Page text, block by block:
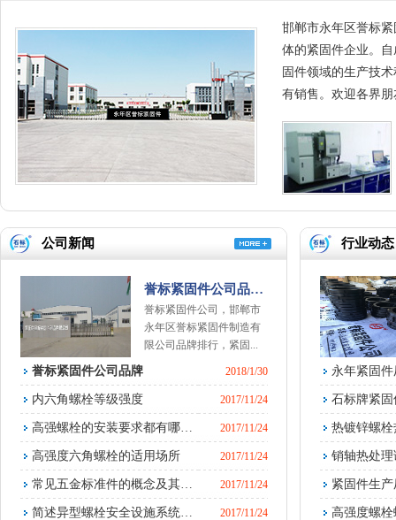
邯郸市永年区誉标
体的紧固件企业。
固件领域的生产技
有销售。欢迎各界
公司新闻
誉标紧固件公司品…
誉标紧固件公司，邯郸市
永年区誉标紧固件制造有
限公司品牌排行，紧固...
誉标紧固件公司品牌 2018/1/30
内六角螺栓等级强度 2017/11/24
高强螺栓的安装要求都有哪… 2017/11/24
高强度六角螺栓的适用场所 2017/11/24
常见五金标准件的概念及其… 2017/11/24
简述异型螺栓安全设施系统… 2017/11/24
行业动态
永年紧固
石标牌紧
热镀锌螺
销轴热处
紧固件生
高强度螺